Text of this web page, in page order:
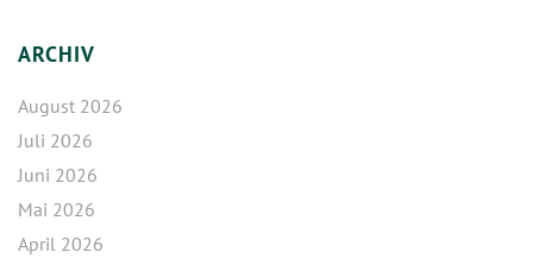
ARCHIV
August 2026
Juli 2026
Juni 2026
Mai 2026
April 2026